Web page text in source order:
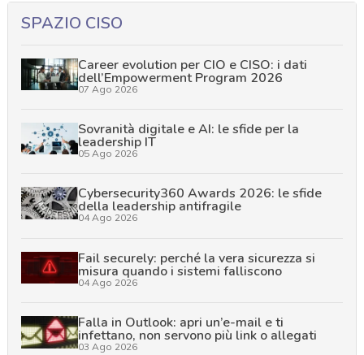
SPAZIO CISO
Career evolution per CIO e CISO: i dati
dell’Empowerment Program 2026
07 Ago 2026
Sovranità digitale e AI: le sfide per la
leadership IT
05 Ago 2026
Cybersecurity360 Awards 2026: le sfide
della leadership antifragile
04 Ago 2026
Fail securely: perché la vera sicurezza si
misura quando i sistemi falliscono
04 Ago 2026
Falla in Outlook: apri un’e-mail e ti
infettano, non servono più link o allegati
03 Ago 2026